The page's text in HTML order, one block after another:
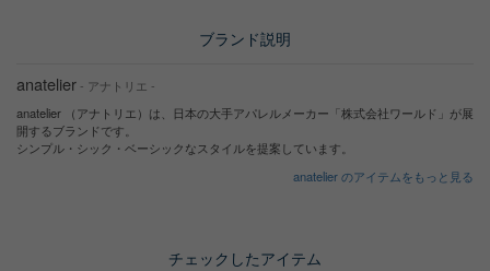
ブランド説明
anatelier - アナトリエ -
anatelier （アナトリエ）は、日本の大手アパレルメーカー「株式会社ワールド」が展
開するブランドです。
シンプル・シック・ベーシックなスタイルを提案しています。
anatelier のアイテムをもっと見る
チェックしたアイテム